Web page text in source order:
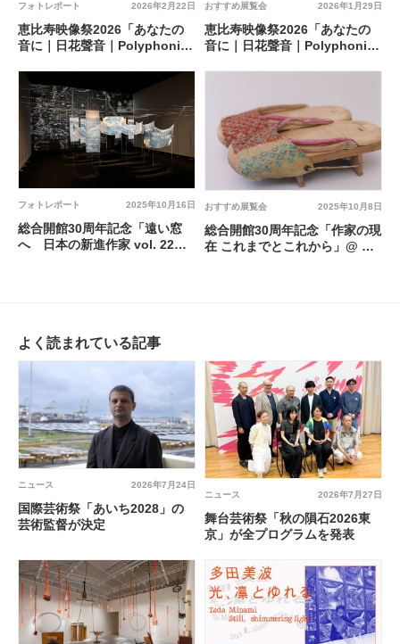
2026年2月22日
フォトレポート
恵比寿映像祭2026「あなたの
音に｜日花聲音｜Polyphonic
@ 東京都写真美術館、恵比寿
ガーデンプレイス各所、地域連
携各所ほか
2026年1月29日
おすすめ展覧会
恵比寿映像祭2026「あなたの
音に｜日花聲音｜Polyphonic
携各所ほか
2025年10月16日
フォトレポート
総合開館30周年記念「遠い窓
へ 日本の新進作家 vol. 22」
2025年10月8日
おすすめ展覧会
総合開館30周年記念「作家の現
在 これまでとこれから」@ 東
よく読まれている記事
2026年7月24日
ニュース
国際芸術祭「あいち2028」の
芸術監督が決定
2026年7月27日
ニュース
舞台芸術祭「秋の隕石2026東
京」が全プログラムを発表